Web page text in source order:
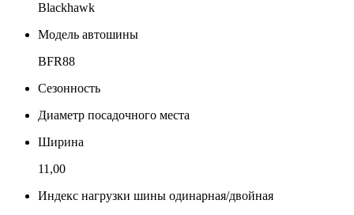
Blackhawk
Модель автошины
BFR88
Сезонность
Диаметр посадочного места
Ширина
11,00
Индекс нагрузки шины одинарная/двойная